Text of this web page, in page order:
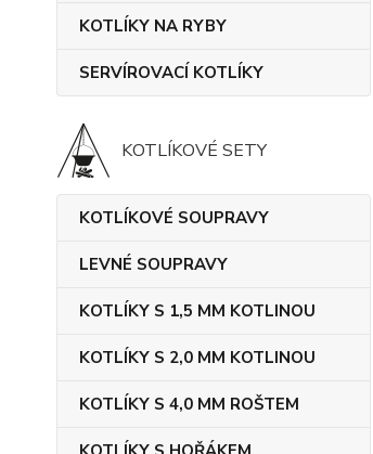
KOTLÍKY NA RYBY
SERVÍROVACÍ KOTLÍKY
KOTLÍKOVÉ SETY
KOTLÍKOVÉ SOUPRAVY
LEVNÉ SOUPRAVY
KOTLÍKY S 1,5 MM KOTLINOU
KOTLÍKY S 2,0 MM KOTLINOU
KOTLÍKY S 4,0 MM ROŠTEM